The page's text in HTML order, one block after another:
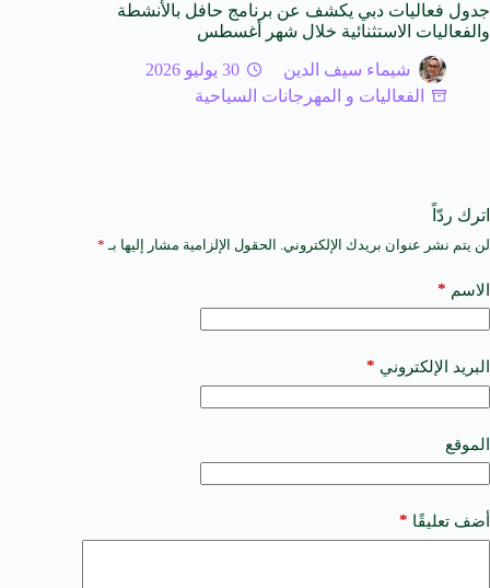
جدول فعاليات دبي يكشف عن برنامج حافل بالأنشطة
والفعاليات الاستثنائية خلال شهر أغسطس
شيماء سيف الدين
30 يوليو 2026
الفعاليات و المهرجانات السياحية
اترك ردّاً
لن يتم نشر عنوان بريدك الإلكتروني. الحقول الإلزامية مشار إليها بـ *
الاسم *
البريد الإلكتروني *
الموقع
أضف تعليقًا *
A
t
e
a
t
i
e
: